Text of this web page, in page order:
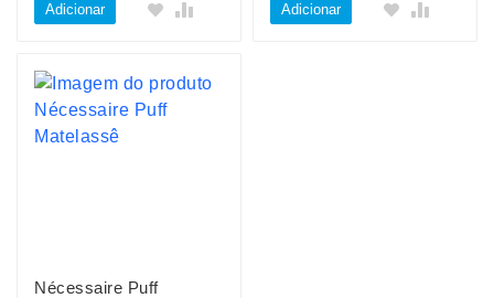
Adicionar Adicionar
Nécessaire Puff